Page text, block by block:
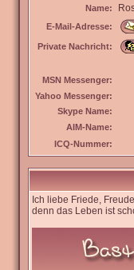
Name:
E-Mail-Adresse:
Private Nachricht:
MSN Messenger:
Yahoo Messenger:
Skype Name:
AIM-Name:
ICQ-Nummer:
Ich liebe Friede,
denn das Leben ist